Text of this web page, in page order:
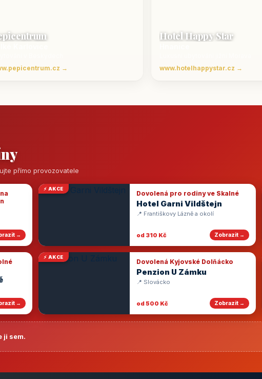
→
Hotel Happy Star
www.hotelhappystar.cz →
přímo provozovatele
→
⚡ AKCE
Dovolená pro rodiny ve Skalné
Hotel Garni Vildštejn
📍 Františkovy Lázně a okolí
od 310 Kč Zobrazit →
→
⚡ AKCE
Dovolená Kyjovské Dolňácko
Penzion U Zámku
📍 Slovácko
od 500 Kč Zobrazit →
ji sem.